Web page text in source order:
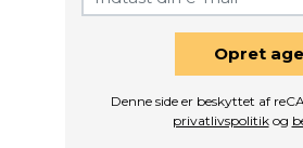
Opret
Denne side er beskyttet af
privatlivspolitikog